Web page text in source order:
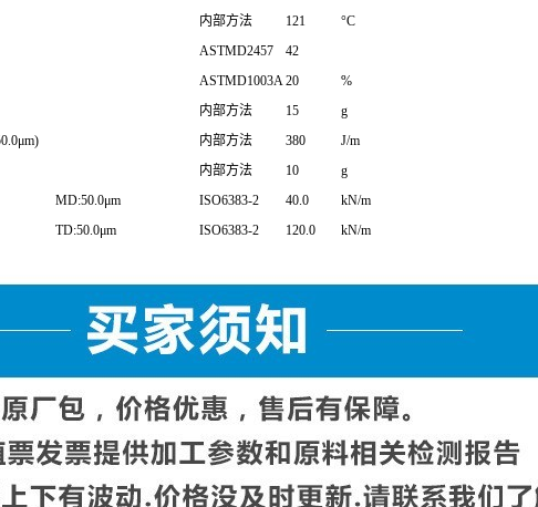
内部方法 121
°C
ASTMD2457
42
ASTMD1003A 20
%
内部方法 15
g
内部方法 380
J/m
内部方法 10
g
MD:50.0μm ISO6383-2 40.0
kN/m
TD:50.0μm ISO6383-2 120.0 kN/m